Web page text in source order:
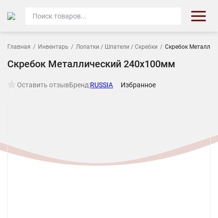
Главная / Инвентарь / Лопатки / Шпатели / Скребки / Скребок
Скребок Металлический 240х100мм
Оставить отзывБренд:RUSSIA Избранное